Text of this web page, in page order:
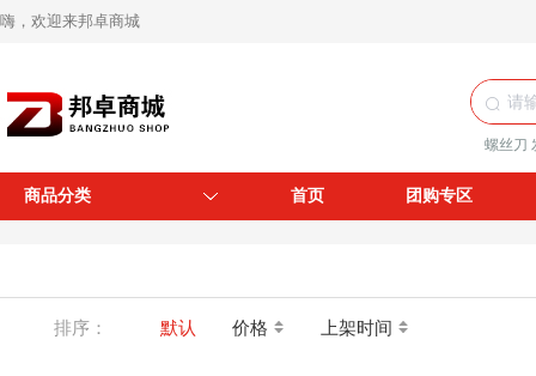
嗨，欢迎来邦卓商城
螺丝刀
商品分类 首页 团购专区
排序： 默认 价格 上架时间